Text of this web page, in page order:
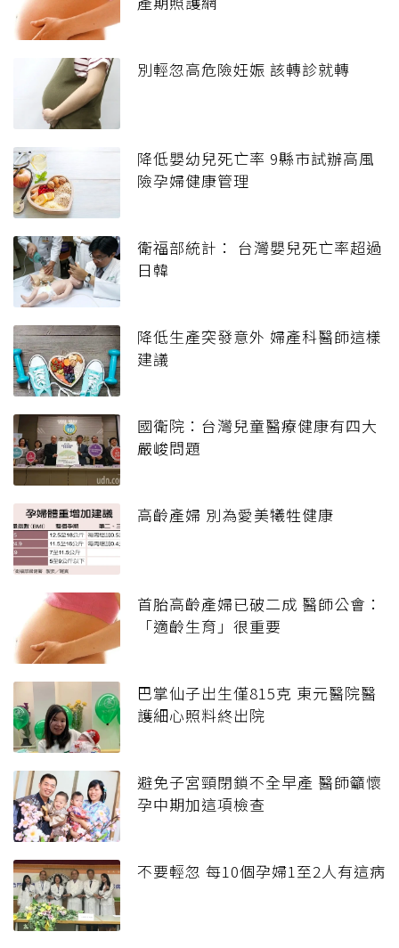
別輕忽高危險妊娠 該轉診就轉
降低嬰幼兒死亡率 9縣市試辦高風
險孕婦健康管理
衛福部統計： 台灣嬰兒死亡率超過
日韓
降低生產突發意外 婦產科醫師這樣
建議
國衛院：台灣兒童醫療健康有四大
嚴峻問題
高齡產婦 別為愛美犧牲健康
首胎高齡產婦已破二成 醫師公會：
「適齡生育」很重要
巴掌仙子出生僅815克 東元醫院醫
護細心照料終出院
避免子宮頸閉鎖不全早產 醫師籲懷
孕中期加這項檢查
不要輕忽 每10個孕婦1至2人有這病